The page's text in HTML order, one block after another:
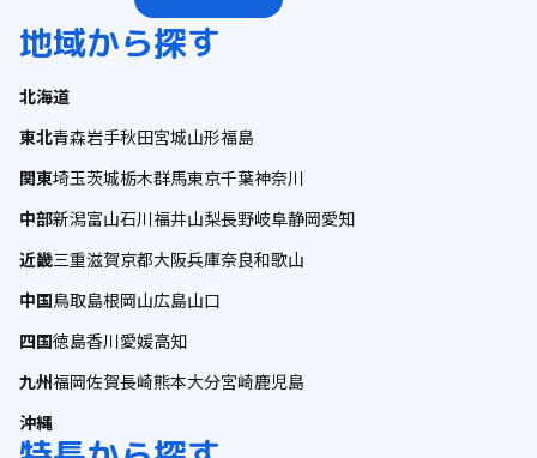
地域から探す
北海道
東北青森岩手秋田宮城山形福島
関東埼玉茨城栃木群馬東京千葉神奈川
中部新潟富山石川福井山梨長野岐阜静岡愛知
近畿三重滋賀京都大阪兵庫奈良和歌山
中国鳥取島根岡山広島山口
四国徳島香川愛媛高知
九州福岡佐賀長崎熊本大分宮崎鹿児島
沖縄